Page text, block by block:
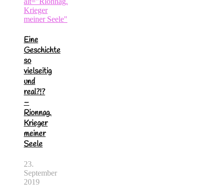
Eine
Geschichte
so
vielseitig
und
real?!?
–
Rionnag.
Krieger
meiner
Seele
23.
September
2019